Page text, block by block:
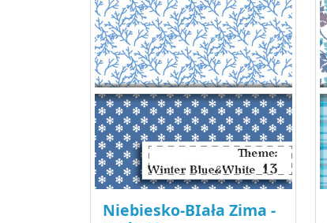
Niebiesko-BIała Zima -